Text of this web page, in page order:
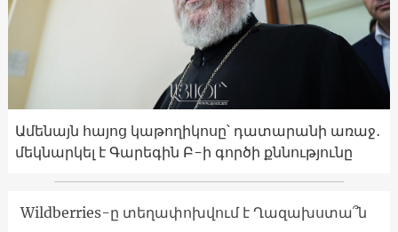
Ամենայն հայոց կաթողիկոսը՝ դատարանի առաջ․
մեկնարկել է Գարեգին Բ-ի գործի քննությունը
Wildberries-ը տեղափոխվում է Ղազախստա՞ն